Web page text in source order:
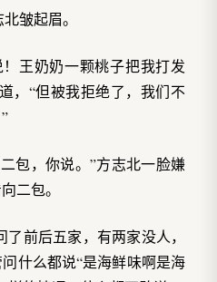
皱起眉。
王奶奶一颗桃子把我打发
，“但被我拒绝了，我们不
包，你说。”方志北一脸嫌
二包。
前后五家，有两家没人，
什么都说“是海鲜味啊是海